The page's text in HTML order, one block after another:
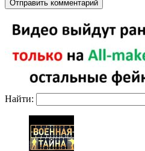
Найти: